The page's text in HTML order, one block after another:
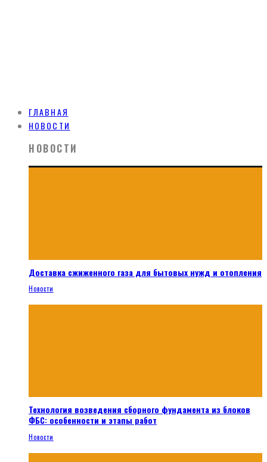
ГЛАВНАЯ
НОВОСТИ
НОВОСТИ
Доставка сжиженного газа для бытовых нужд и отопления
Новости
Технология возведения сборного фундамента из блоков
ФБС: особенности и этапы работ
Новости